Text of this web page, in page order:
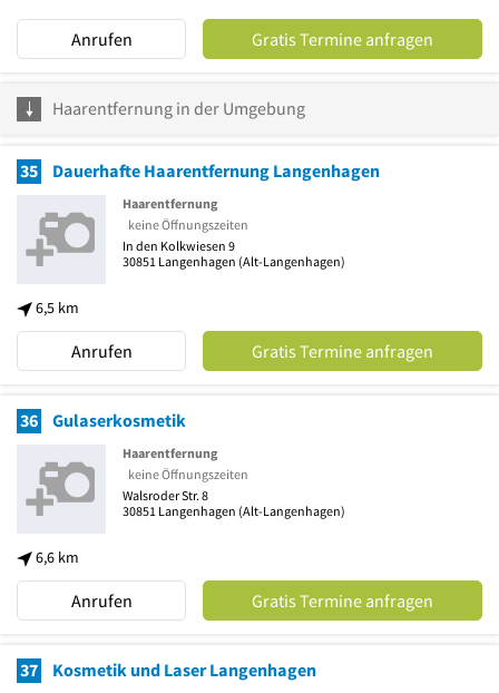
Anrufen Gratis Termine anfragen
Haarentfernung in der Umgebung
35 Dauerhafte Haarentfernung Langenhagen
6,5 km
Haarentfernung
keine Öffnungszeiten
In den Kolkwiesen 9
30851 Langenhagen (Alt-Langenhagen)
Anrufen Gratis Termine anfragen
36 Gulaserkosmetik
6,6 km
Haarentfernung
keine Öffnungszeiten
Walsroder Str. 8
30851 Langenhagen (Alt-Langenhagen)
Anrufen Gratis Termine anfragen
37 Kosmetik und Laser Langenhagen